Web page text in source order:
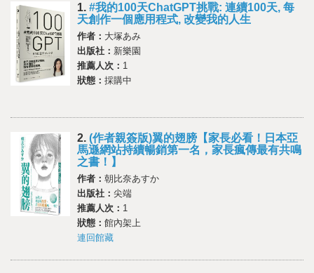
1. #我的100天ChatGPT挑戰: 連續100天, 每
天創作一個應用程式, 改變我的人生
作者： 大塚あみ
出版社： 新樂園
推薦人次： 1
狀態： 採購中
2. (作者親簽版)翼的翅膀【家長必看！日本亞
馬遜網站持續暢銷第一名，家長瘋傳最有共鳴
之書！】
作者： 朝比奈あすか
出版社： 尖端
推薦人次： 1
狀態： 館內架上
連回館藏